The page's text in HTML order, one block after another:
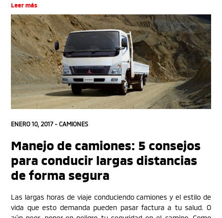
Leer más
ENERO 10, 2017 - CAMIONES
Manejo de camiones: 5 consejos
para conducir largas distancias
de forma segura
Las largas horas de viaje conduciendo camiones y el estilo de
vida que esto demanda pueden pasar factura a tu salud. O